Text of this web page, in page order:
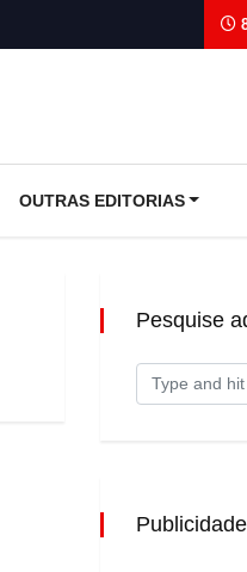
OUTRAS EDITORIAS
Pesquise
Publicidade